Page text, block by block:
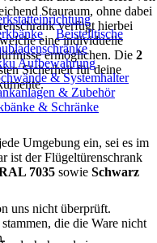
Stauraum, ohne dabei
verfügt hierbei
eine individuelle
ermöglichen. Die 2
Sicherheit für deine
Umgebung ein, sei es im
ist der Flügeltürenschrank
7035 sowie Schwarz
Beistelltische
Aufbewahrung
& Systemhalter
& Zubehör
& Schränke
uns nicht überprüft.
die die Ware nicht